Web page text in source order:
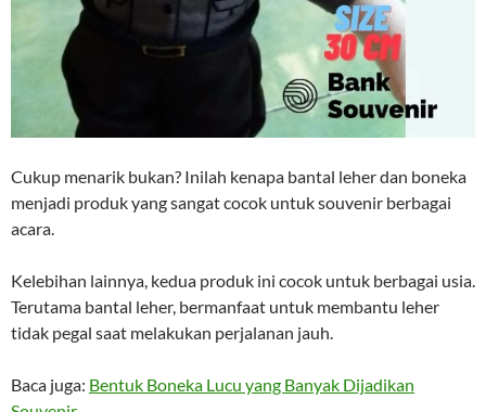
Cukup menarik bukan? Inilah kenapa bantal leher dan boneka
menjadi produk yang sangat cocok untuk souvenir berbagai
acara.
Kelebihan lainnya, kedua produk ini cocok untuk berbagai usia.
Terutama bantal leher, bermanfaat untuk membantu leher
tidak pegal saat melakukan perjalanan jauh.
Baca juga: Bentuk Boneka Lucu yang Banyak Dijadikan